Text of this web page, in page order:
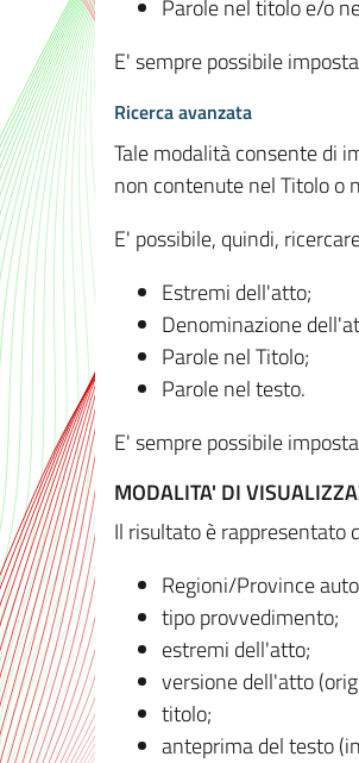
Parole nel titolo e/o
E' sempre possibile
Ricerca avanzata
Tale modalità consente di
non contenute nel Titolo o
E' possibile, quindi,
Estremi dell'atto;
Denominazione
Parole nel Titolo;
Parole nel testo.
E' sempre possibile
MODALITA' DI
Il risultato è rappresentato
Regioni/Province
tipo provvedimento;
estremi dell'atto;
versione dell'atto
titolo;
anteprima del testo